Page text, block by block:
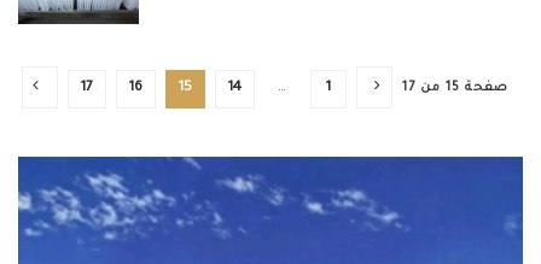
صفحة 15 من 17 1
…
14
15
16
17